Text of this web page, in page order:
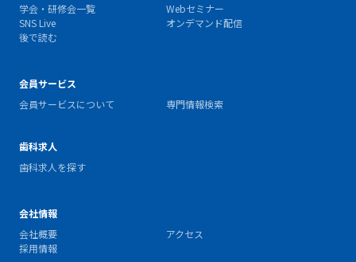
学会・研修会一覧
Webセミナー
SNS Live
オンデマンド配信
後で読む
会員サービス
会員サービスについて
専門情報検索
歯科求人
歯科求人を探す
会社情報
会社概要
アクセス
採用情報